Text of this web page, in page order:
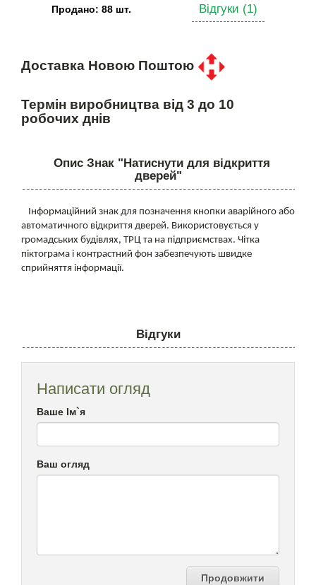
Продано: 88 шт. Відгуки (1)
Доставка Новою Поштою
Термін виробництва від 3 до 10
робочих днів
Опис Знак "Натиснути для відкриття
дверей"
Інформаційний знак для позначення кнопки аварійного або
автоматичного відкриття дверей. Використовується у
громадських будівлях, ТРЦ та на підприємствах. Чітка
піктограма і контрастний фон забезпечують швидке
сприйняття інформації.
Відгуки
Написати огляд
Ваше Ім`я
Ваш огляд
Продовжити